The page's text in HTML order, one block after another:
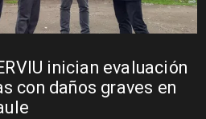
inician evaluación
con daños graves en